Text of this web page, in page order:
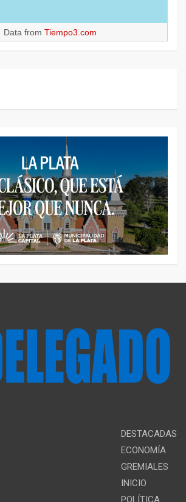
Data from Tiempo3.com
DESTACADAS
ECONOMÍA
GREMIALES
INICIO
POLÍTICA